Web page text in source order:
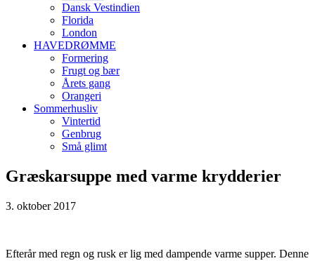
Dansk Vestindien
Florida
London
HAVEDRØMME
Formering
Frugt og bær
Årets gang
Orangeri
Sommerhusliv
Vintertid
Genbrug
Små glimt
Græskarsuppe med varme krydderier
3. oktober 2017
Efterår med regn og rusk er lig med dampende varme supper. Denne